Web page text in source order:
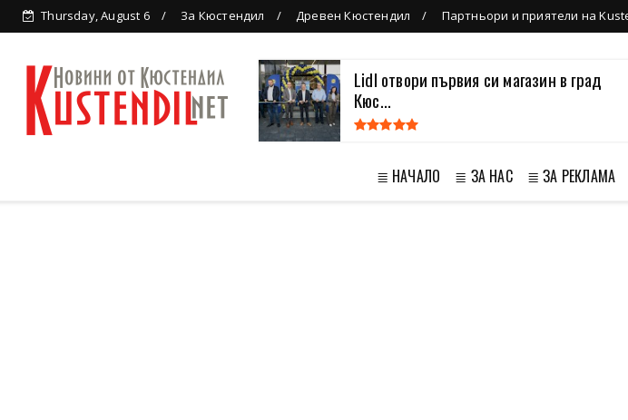
Thursday, August 6 За Кюстендил Древен Кюстендил Партньори и приятели на
Lidl отвори първия си магазин в град
Кюс...
≣ НАЧАЛО ≣ ЗА НАС ≣ ЗА РЕКЛАМА